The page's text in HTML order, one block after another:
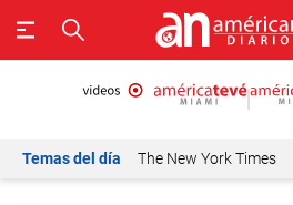
Temas del día The New York Times